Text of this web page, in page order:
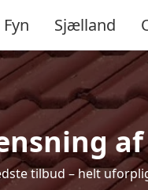
Fyn Sjælland
tilbud – helt